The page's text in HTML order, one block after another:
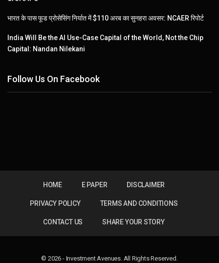
भारत के पास फूड प्रोसेसिंग निर्यात में $110 अरब का सुनहरा अवसर: NCAER रिपोर्ट
India Will Be the AI Use-Case Capital of the World, Not the Chip
Capital: Nandan Nilekani
Follow Us On Facebook
HOME E PAPER DISCLAIMER
PRIVACY POLICY TERMS AND CONDITIONS
CONTACT US SHARE YOUR STORY
© 2026 - Investment Avenues. All Rights Reserved.